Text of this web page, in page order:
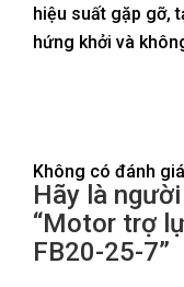
hiệu suất gặp gỡ,
hứng khởi và
Không có đánh
Hãy là
“Motor trợ
FB20-25-7”